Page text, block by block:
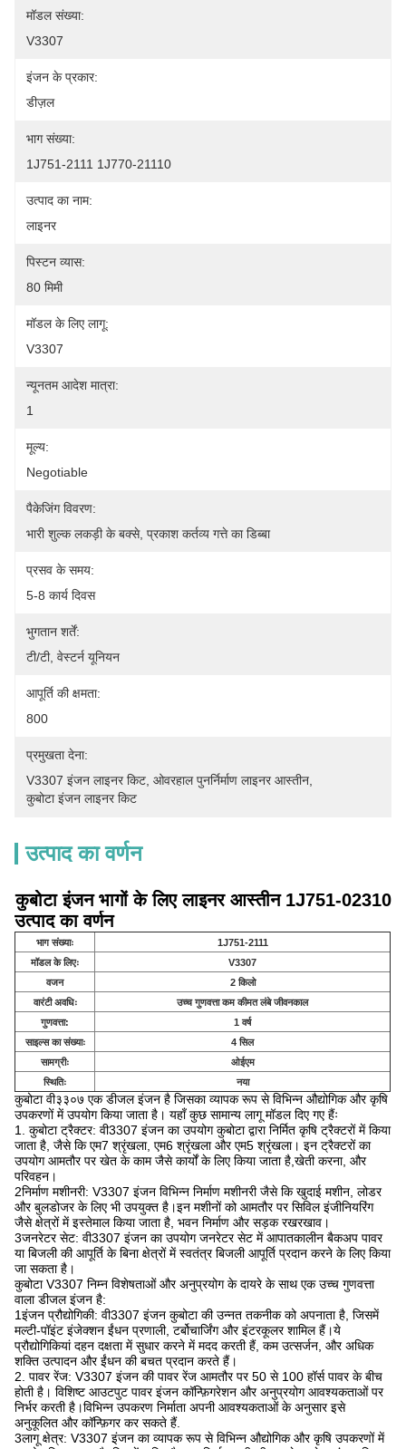
मॉडल संख्या:
V3307
इंजन के प्रकार:
डीज़ल
भाग संख्या:
1J751-2111 1J770-21110
उत्पाद का नाम:
लाइनर
पिस्टन व्यास:
80 मिमी
मॉडल के लिए लागू:
V3307
न्यूनतम आदेश मात्रा:
1
मूल्य:
Negotiable
पैकेजिंग विवरण:
भारी शुल्क लकड़ी के बक्से, प्रकाश कर्तव्य गत्ते का डिब्बा
प्रसव के समय:
5-8 कार्य दिवस
भुगतान शर्तें:
टी/टी, वेस्टर्न यूनियन
आपूर्ति की क्षमता:
800
प्रमुखता देना:
V3307 इंजन लाइनर किट ओवरहाल पुनर्निर्माण लाइनर आस्तीन
कुबोटा इंजन लाइनर किट
उत्पाद का वर्णन
कुबोटा इंजन भागों के लिए लाइनर आस्तीन 1J751-02310
उत्पाद का वर्णन
भाग संख्याः
1J751-2111
मॉडल के लिएः
V3307
वजन
2 किलो
वारंटी अवधिः
उच्च गुणवत्ता कम कीमत लंबे जीवनकाल
गुणवत्ता:
1 वर्ष
साइल्स का संख्याः
4 सिल
सामग्रीः
ओईएम
स्थितिः
नया
कुबोटा वी३३०७ एक डीजल इंजन है जिसका व्यापक रूप से विभिन्न औद्योगिक और कृषि
उपकरणों में उपयोग किया जाता है। यहाँ कुछ सामान्य लागू मॉडल दिए गए हैंः
1. कुबोटा ट्रैक्टर: वी3307 इंजन का उपयोग कुबोटा द्वारा निर्मित कृषि ट्रैक्टरों में किया
जाता है, जैसे कि एम7 श्रृंखला, एम6 श्रृंखला और एम5 श्रृंखला। इन ट्रैक्टरों का
उपयोग आमतौर पर खेत के काम जैसे कार्यों के लिए किया जाता है,खेती करना, और
परिवहन।
2निर्माण मशीनरी: V3307 इंजन विभिन्न निर्माण मशीनरी जैसे कि खुदाई मशीन, लोडर
और बुलडोजर के लिए भी उपयुक्त है।इन मशीनों को आमतौर पर सिविल इंजीनियरिंग
जैसे क्षेत्रों में इस्तेमाल किया जाता है, भवन निर्माण और सड़क रखरखाव।
3जनरेटर सेट: वी3307 इंजन का उपयोग जनरेटर सेट में आपातकालीन बैकअप पावर
या बिजली की आपूर्ति के बिना क्षेत्रों में स्वतंत्र बिजली आपूर्ति प्रदान करने के लिए किया
जा सकता है।
कुबोटा V3307 निम्न विशेषताओं और अनुप्रयोग के दायरे के साथ एक उच्च गुणवत्ता
वाला डीजल इंजन है:
1इंजन प्रौद्योगिकी: वी3307 इंजन कुबोटा की उन्नत तकनीक को अपनाता है, जिसमें
मल्टी-पॉइंट इंजेक्शन ईंधन प्रणाली, टर्बोचार्जिंग और इंटरकूलर शामिल हैं।ये
प्रौद्योगिकियां दहन दक्षता में सुधार करने में मदद करती हैं, कम उत्सर्जन, और अधिक
शक्ति उत्पादन और ईंधन की बचत प्रदान करते हैं।
2. पावर रेंज: V3307 इंजन की पावर रेंज आमतौर पर 50 से 100 हॉर्स पावर के बीच
होती है। विशिष्ट आउटपुट पावर इंजन कॉन्फ़िगरेशन और अनुप्रयोग आवश्यकताओं पर
निर्भर करती है।विभिन्न उपकरण निर्माता अपनी आवश्यकताओं के अनुसार इसे
अनुकूलित और कॉन्फ़िगर कर सकते हैं.
3लागू क्षेत्र: V3307 इंजन का व्यापक रूप से विभिन्न औद्योगिक और कृषि उपकरणों में